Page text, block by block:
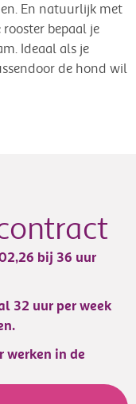
En natuurlijk met
bepaal je
Ideaal als je
de hond wil
bij 36 uur
32 uur per week
in de